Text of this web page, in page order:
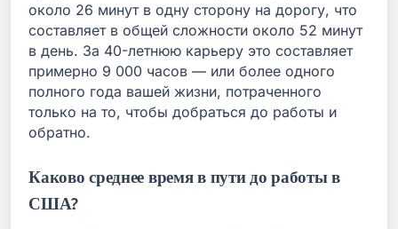
около 26 минут в одну сторону на дорогу, что
составляет в общей сложности около 52 минут
в день. За 40-летнюю карьеру это составляет
примерно 9 000 часов — или более одного
полного года вашей жизни, потраченного
только на то, чтобы добраться до работы и
обратно.
Каково среднее время в пути до работы в
США?